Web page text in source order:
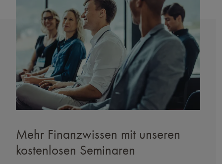
Mehr Finanzwissen mit unseren
kostenlosen Seminaren